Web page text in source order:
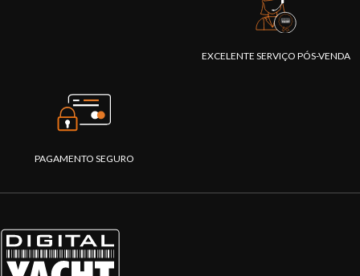
EXCELENTE SERVIÇO PÓS-VENDA
PAGAMENTO SEGURO